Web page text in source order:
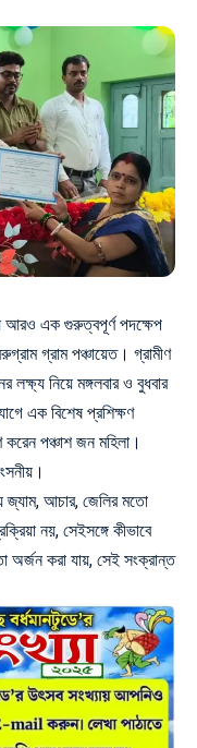
আরও এক গুরুত্বপূর্ণ পদক্ষেপ
গ্রাম পঞ্চায়েত। গ্রামীণ
লক্ষ্য নিয়ে মঙ্গলবার ও বুধবার
এক বিশেষ প্রশিক্ষণ
পঞ্চাশ জন মহিলা।
জ্যাম, আচার, জেলির মতো
নয়, সেইসঙ্গে কীভাবে
অর্জন করা যায়, সেই সংক্রান্ত